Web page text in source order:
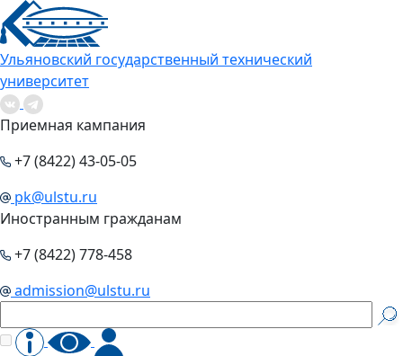
Ульяновский государственный технический
университет
Приемная кампания
+7 (8422) 43-05-05
pk@ulstu.ru
Иностранным гражданам
+7 (8422) 778-458
admission@ulstu.ru